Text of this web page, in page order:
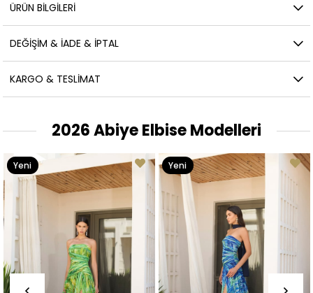
ÜRÜN BILGILERI
DEĞIŞIM & İADE & İPTAL
KARGO & TESLIMAT
2026 Abiye Elbise Modelleri
Yeni
Ürün
Yeni
Ürün